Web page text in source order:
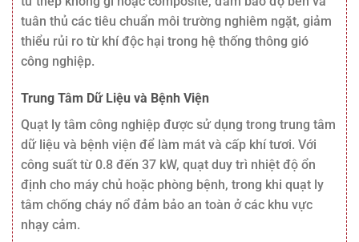
tuân thủ các tiêu chuẩn môi trường nghiêm ngặt, giảm
thiểu rủi ro từ khí độc hại trong hệ thống thông gió
công nghiệp.
Trung Tâm Dữ Liệu và Bệnh Viện
Quạt ly tâm công nghiệp được sử dụng trong trung tâm
dữ liệu và bệnh viện để làm mát và cấp khí tươi. Với
công suất từ 0.8 đến 37 kW, quạt duy trì nhiệt độ ổn
định cho máy chủ hoặc phòng bệnh, trong khi quạt ly
tâm chống cháy nổ đảm bảo an toàn ở các khu vực
nhạy cảm.